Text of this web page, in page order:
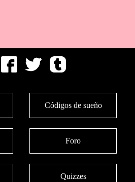
Códigos de sueño
Foro
Quizzes